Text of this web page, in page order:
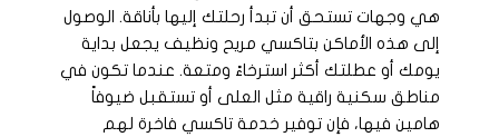
هي وجهات تستحق أن تبدأ رحلتك إليها بأناقة. الوصول
إلى هذه الأماكن بتاكسي مريح ونظيف يجعل بداية
يومك أو عطلتك أكثر استرخاءً ومتعة. عندما تكون في
مناطق سكنية راقية مثل العلى أو تستقبل ضيوفاً
هامين فيها، فإن توفير خدمة تاكسي فاخرة لهم